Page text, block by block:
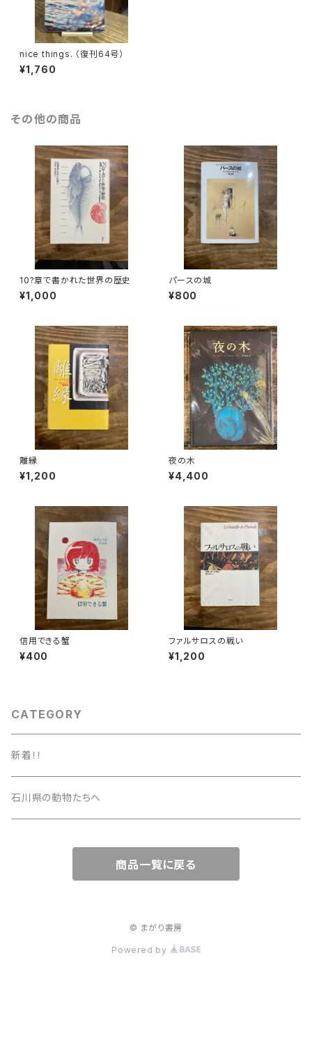
nice things. （復刊64号）
¥1,760
その他の商品
10?章で書かれた世界の歴史
¥1,000
パースの城
¥800
離縁
¥1,200
夜の木
¥4,400
信用できる蟹
¥400
ファルサロスの戦い
¥1,200
CATEGORY
新着！！
石川県の動物たちへ
商品一覧に戻る
© まがり書房
Powered by